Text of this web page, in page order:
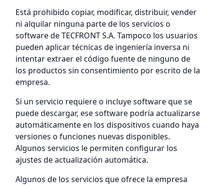
Está prohibido copiar, modificar, distribuir, vender
ni alquilar ninguna parte de los servicios o
software de TECFRONT S.A. Tampoco los usuarios
pueden aplicar técnicas de ingeniería inversa ni
intentar extraer el código fuente de ninguno de
los productos sin consentimiento por escrito de la
empresa.
Si un servicio requiere o incluye software que se
puede descargar, ese software podría actualizarse
automáticamente en los dispositivos cuando haya
versiones o funciones nuevas disponibles.
Algunos servicios le permiten configurar los
ajustes de actualización automática.
Algunos de los servicios que ofrece la empresa